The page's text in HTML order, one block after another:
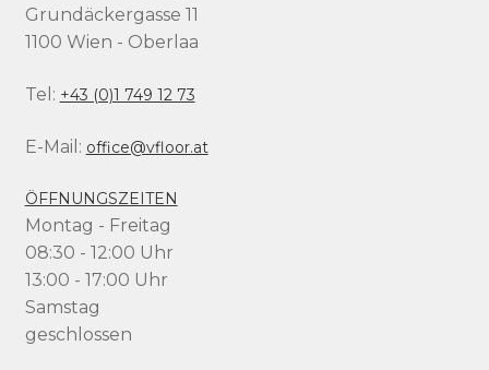
Grundäckergasse 11
1100 Wien - Oberlaa
Tel: +43 (0)1 749 12 73
E-Mail: office@vfloor.at
ÖFFNUNGSZEITEN
Montag - Freitag
08:30 - 12:00 Uhr
13:00 - 17:00 Uhr
Samstag
geschlossen